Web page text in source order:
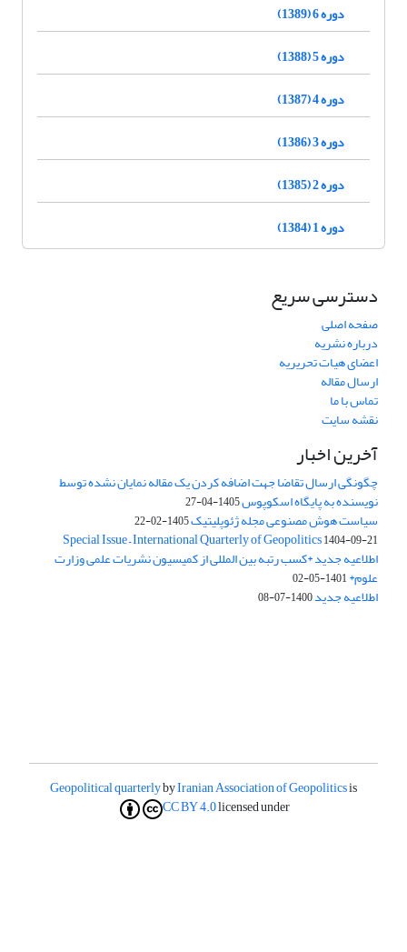
دوره 6 (1389)
دوره 5 (1388)
دوره 4 (1387)
دوره 3 (1386)
دوره 2 (1385)
دوره 1 (1384)
دسترسی سریع
صفحه اصلی
درباره نشریه
اعضای هیات تحریریه
ارسال مقاله
تماس با ما
نقشه سایت
آخرین اخبار
چگونگی ارسال تقاضا جهت اضافه کردن یک مقاله نمایان نشده توسط
نویسنده به پایگاه اسکوپوس1405-04-27
سیاست هوش مصنوعی مجله ژئوپلیتیک1405-02-22
Special Issue – International Quarterly of Geopolitics1404-09-21
اطلاعیه جدید *کسب رتبه بین المللی از کمیسیون نشریات علمی وزارت
علوم*1401-05-02
اطلاعیه جدید1400-07-08
Geopolitical quarterlybyIranian Association of Geopoliticsis
licensed under
CC BY 4.0